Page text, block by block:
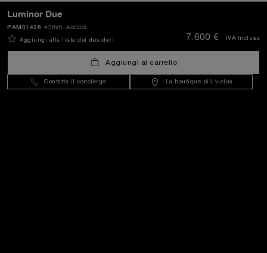
Luminor Due
42mm , Acciaio
PAM01428
Aggiungi alla lista dei desideri 7.600 € IVA Inclusa
Aggiungi al carrello
Contatta il concierge La boutique più vicina
Italy(EUR €)- IT